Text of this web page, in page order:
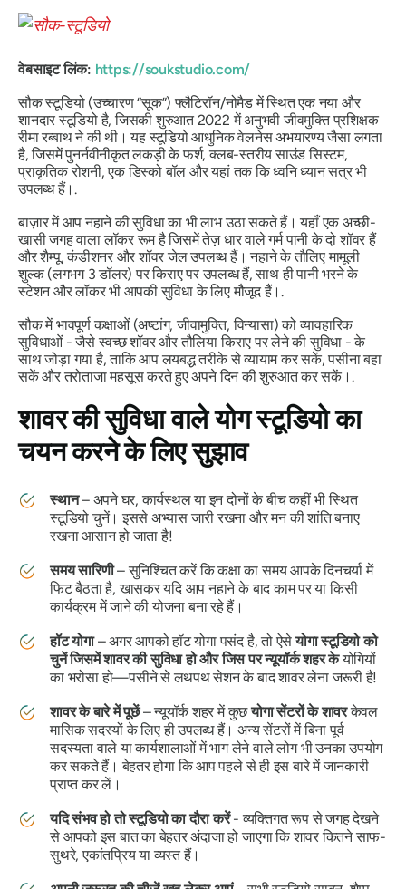
वेबसाइट लिंक: https://soukstudio.com/
सौक स्टूडियो (उच्चारण “सूक”) फ्लैटिरॉन/नोमैड में स्थित एक नया और
शानदार स्टूडियो है, जिसकी शुरुआत 2022 में अनुभवी जीवमुक्ति प्रशिक्षक
रीमा रब्बाथ ने की थी। यह स्टूडियो आधुनिक वेलनेस अभयारण्य जैसा लगता
है, जिसमें पुनर्नवीनीकृत लकड़ी के फर्श, क्लब-स्तरीय साउंड सिस्टम,
प्राकृतिक रोशनी, एक डिस्को बॉल और यहां तक ​​कि ध्वनि ध्यान सत्र भी
उपलब्ध हैं।.
बाज़ार में आप नहाने की सुविधा का भी लाभ उठा सकते हैं। यहाँ एक अच्छी-
खासी जगह वाला लॉकर रूम है जिसमें तेज़ धार वाले गर्म पानी के दो शॉवर हैं
और शैम्पू, कंडीशनर और शॉवर जेल उपलब्ध हैं। नहाने के तौलिए मामूली
शुल्क (लगभग 3 डॉलर) पर किराए पर उपलब्ध हैं, साथ ही पानी भरने के
स्टेशन और लॉकर भी आपकी सुविधा के लिए मौजूद हैं।.
सौक में भावपूर्ण कक्षाओं (अष्टांग, जीवामुक्ति, विन्यासा) को व्यावहारिक
सुविधाओं - जैसे स्वच्छ शॉवर और तौलिया किराए पर लेने की सुविधा - के
साथ जोड़ा गया है, ताकि आप लयबद्ध तरीके से व्यायाम कर सकें, पसीना बहा
सकें और तरोताजा महसूस करते हुए अपने दिन की शुरुआत कर सकें।.
शावर की सुविधा वाले योग स्टूडियो का
चयन करने के लिए सुझाव
स्थान– अपने घर, कार्यस्थल या इन दोनों के बीच कहीं भी स्थित
स्टूडियो चुनें। इससे अभ्यास जारी रखना और मन की शांति बनाए
रखना आसान हो जाता है!
समय सारिणी– सुनिश्चित करें कि कक्षा का समय आपके दिनचर्या में
फिट बैठता है, खासकर यदि आप नहाने के बाद काम पर या किसी
कार्यक्रम में जाने की योजना बना रहे हैं।
हॉट योगा– अगर आपको हॉट योगा पसंद है, तो ऐसेयोगा स्टूडियो को
चुनें जिसमें शावर की सुविधा हो और जिस पर न्यूयॉर्क शहर केयोगियों
का भरोसा हो—पसीने से लथपथ सेशन के बाद शावर लेना जरूरी है!
शावर के बारे में पूछें– न्यूयॉर्क शहर में कुछयोगा सेंटरों के शावरकेवल
मासिक सदस्यों के लिए ही उपलब्ध हैं। अन्य सेंटरों में बिना पूर्व
सदस्यता वाले या कार्यशालाओं में भाग लेने वाले लोग भी उनका उपयोग
कर सकते हैं। बेहतर होगा कि आप पहले से ही इस बारे में जानकारी
प्राप्त कर लें।
यदि संभव हो तो स्टूडियो का दौरा करें- व्यक्तिगत रूप से जगह देखने
से आपको इस बात का बेहतर अंदाजा हो जाएगा कि शावर कितने साफ-
सुथरे, एकांतप्रिय या व्यस्त हैं।